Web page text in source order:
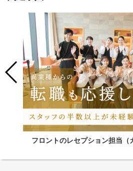
フロントのレセプション担当（